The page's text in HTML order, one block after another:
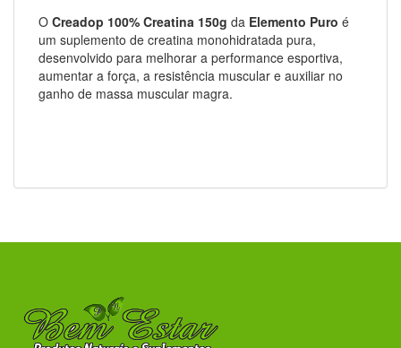
O Creadop 100% Creatina 150g da Elemento Puro é
um suplemento de creatina monohidratada pura,
desenvolvido para melhorar a performance esportiva,
aumentar a força, a resistência muscular e auxiliar no
ganho de massa muscular magra.